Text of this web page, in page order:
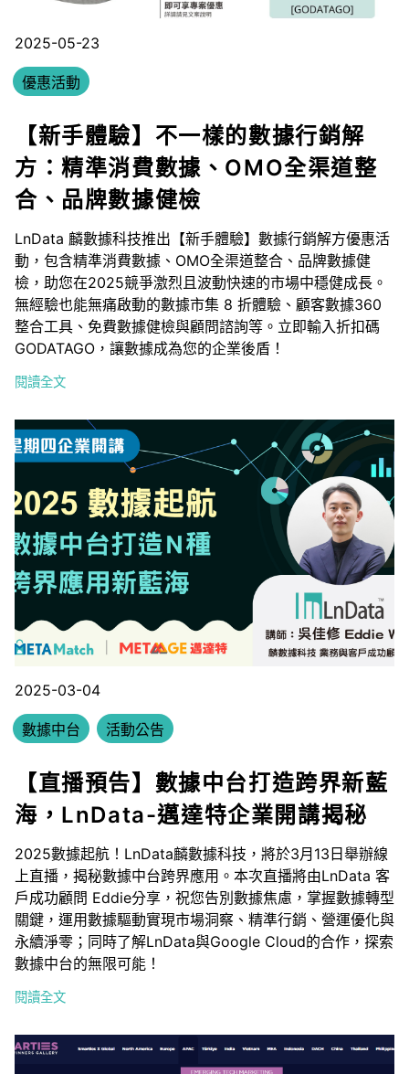
2025-05-23
優惠活動
【新手體驗】不一樣的數據行銷解
方：精準消費數據、OMO全渠道整
合、品牌數據健檢
LnData 麟數據科技推出【新手體驗】數據行銷解方優惠活
動，包含精準消費數據、OMO全渠道整合、品牌數據健
檢，助您在2025競爭激烈且波動快速的市場中穩健成長。
無經驗也能無痛啟動的數據市集 8 折體驗、顧客數據360
整合工具、免費數據健檢與顧問諮詢等。立即輸入折扣碼
GODATAGO，讓數據成為您的企業後盾！
閱讀全文
2025-03-04
數據中台 活動公告
【直播預告】數據中台打造跨界新藍
海，LnData-邁達特企業開講揭秘
2025數據起航！LnData麟數據科技，將於3月13日舉辦線
上直播，揭秘數據中台跨界應用。本次直播將由LnData 客
戶成功顧問 Eddie分享，祝您告別數據焦慮，掌握數據轉型
關鍵，運用數據驅動實現市場洞察、精準行銷、營運優化與
永續淨零；同時了解LnData與Google Cloud的合作，探索
數據中台的無限可能！
閱讀全文